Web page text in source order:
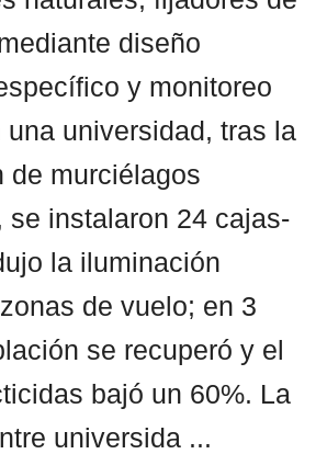
diseño
y monitoreo
una universidad, tras la
de murciélagos
se instalaron 24 cajas-
la iluminación
de vuelo; en 3
se recuperó y el
bajó un 60%. La
universida ...